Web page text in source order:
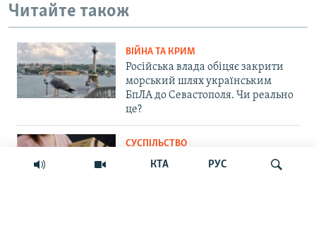
КТА РУС
Читайте також
ВІЙНА ТА КРИМ
Російська влада обіцяє закрити
морський шлях українським
БпЛА до Севастополя. Чи реально
це?
СУСПІЛЬСТВО
«Крим – не Росія»: маркетплейс
Ozon припинив прийом нових